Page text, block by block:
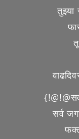
तुझ्या
सर्व